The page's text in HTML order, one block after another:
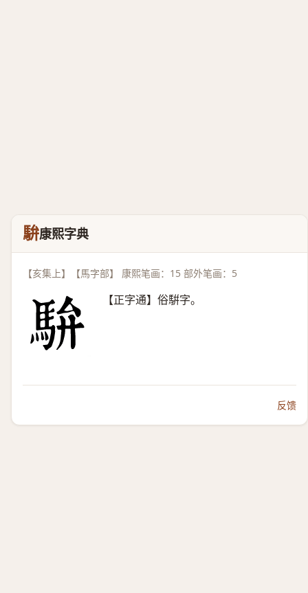
䮁康熙字典
【亥集上】【馬字部】 康熙笔画：15 部外笔画：5
【正字通】俗騈字。
反馈